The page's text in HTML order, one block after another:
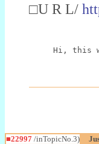
□U R L/
Hi, this
■22997 /inTopicNo.3)